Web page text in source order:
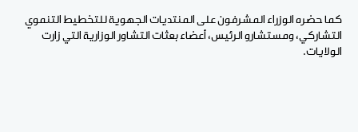
كما حضره الوزراء المشرفون على المنتديات الجهوية للتخطيط التنموي
التشاركي، ومستشارو الرئيس، أعضاء بعثات التشاور الوزارية التي زارت
الولايات.